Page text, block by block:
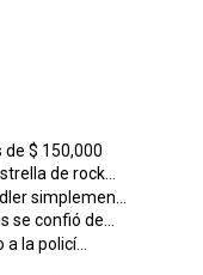
de $ 150,000
de rock...
simplemen...
se confió de...
la policí...